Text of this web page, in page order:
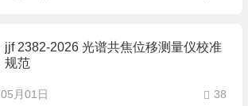
jjf 2382-2026 光谱共焦位移测量仪校准
规范
05月01日 38